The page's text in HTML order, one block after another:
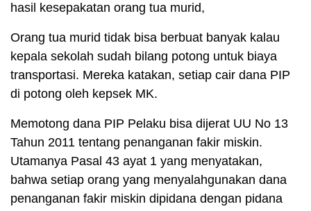
hasil kesepakatan orang tua murid,
Orang tua murid tidak bisa berbuat banyak kalau
kepala sekolah sudah bilang potong untuk biaya
transportasi. Mereka katakan, setiap cair dana PIP
di potong oleh kepsek MK.
Memotong dana PIP Pelaku bisa dijerat UU No 13
Tahun 2011 tentang penanganan fakir miskin.
Utamanya Pasal 43 ayat 1 yang menyatakan,
bahwa setiap orang yang menyalahgunakan dana
penanganan fakir miskin dipidana dengan pidana